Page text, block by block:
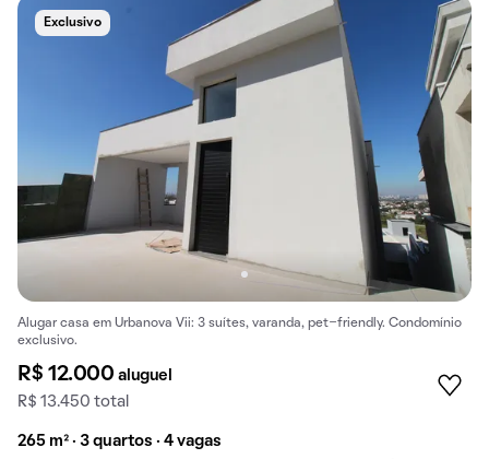
Exclusivo
Alugar casa em Urbanova Vii: 3 suítes, varanda, pet-friendly. Condomínio
exclusivo.
R$ 12.000aluguel
R$ 13.450 total
265 m² · 3 quartos · 4 vagas